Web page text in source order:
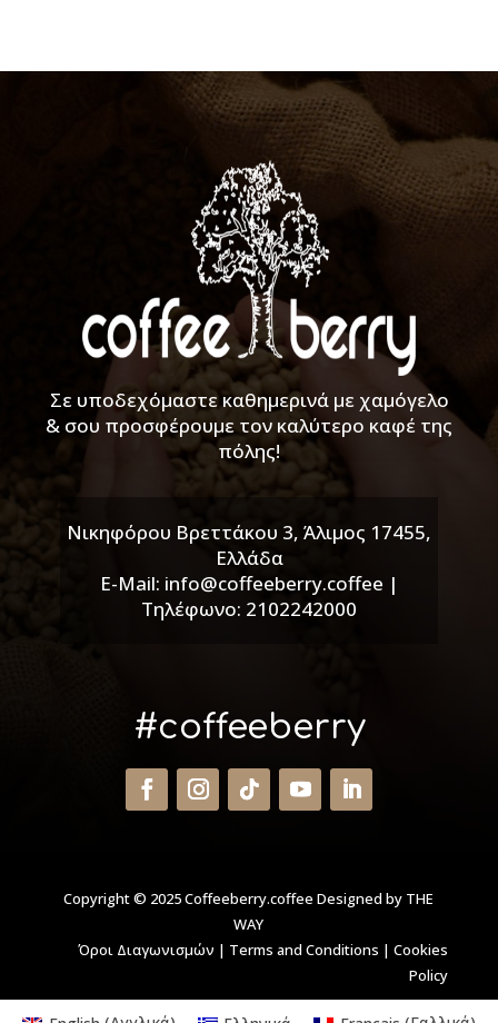
Σε υποδεχόμαστε καθημερινά με χαμόγελο
& σου προσφέρουμε τον καλύτερο καφέ της
πόλης!
Νικηφόρου Βρεττάκου 3, Άλιμος 17455,
Ελλάδα
E-Mail: info@coffeeberry.coffee |
Τηλέφωνο: 2102242000
#coffeeberry
Copyright © 2025 Coffeeberry.coffee Designed by THE
WAY
Όροι Διαγωνισμών | Terms and Conditions |Cookies
Policy